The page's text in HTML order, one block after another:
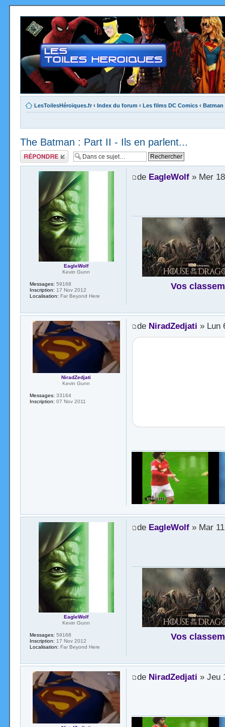
LesToilesHéroïques.fr ‹ Index du forum ‹ Les films DC Comics ‹ Batman
The Batman : Part II - Ils en parlent...
Répondre
de EagleWolf» Mer
Vos
EagleWolf
Kevin Gunn
Messages: 59168
Inscription: 17 Nov 2012
Localisation: Far Beyond Here
de NiradZedjati » Lun
NiradZedjati
Kevin Gunn
Messages: 33164
Inscription: 07 Nov 2011
de EagleWolf» Mar
Vos
EagleWolf
Kevin Gunn
Messages: 59168
Inscription: 17 Nov 2012
Localisation: Far Beyond Here
de NiradZedjati » Jeu